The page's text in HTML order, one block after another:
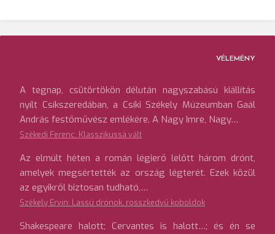
VÉLEMÉNY
A tegnap, csütörtökön délután nagyszabású kiállítás
nyílt Csíkszeredában, a Csíki Székely Múzeumban Gaál
András festőművész emlékére. A Nagy Imre, Nagy…
Székedi Ferenc: Klasszikussá vált
Az elmúlt héten a román légierő lelőtt három drónt,
amelyek megsértették az ország légterét. Ezek közül
az egyikről biztosan tudható,…
Székely Ervin: Lassú drónok, rosszkedvű koboldok
Shakespeare halott; Cervantes is halott…; és én se